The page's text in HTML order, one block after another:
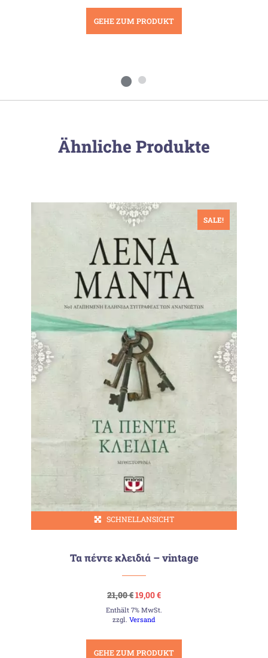
GEHE ZUM PRODUKT
Ähnliche Produkte
SALE!
SCHNELLANSICHT
Τα πέντε κλειδιά – vintage
21,00€Ursprünglicher
Preis
war:
21,00 €
19,00€Aktueller
ist:
Enthält 7% MwSt.
zzgl.Versand
GEHE ZUM PRODUKT